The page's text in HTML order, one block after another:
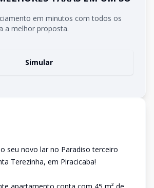
em minutos com todos os
a melhor proposta.
Simular
seu novo lar no Paradiso terceiro
Terezinha, em Piracicaba!